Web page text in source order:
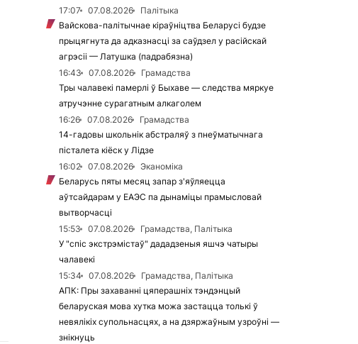
17:07
07.08.2026
Палітыка
Вайскова-палітычнае кіраўніцтва Беларусі будзе
прыцягнута да адказнасці за саўдзел у расійскай
агрэсіі — Латушка (падрабязна)
16:43
07.08.2026
Грамадства
Тры чалавекі памерлі ў Быхаве — следства мяркуе
атручэнне сурагатным алкаголем
16:26
07.08.2026
Грамадства
14-гадовы школьнік абстраляў з пнеўматычнага
пісталета кіёск у Лідзе
16:02
07.08.2026
Эканоміка
Беларусь пяты месяц запар з'яўляецца
аўтсайдарам у ЕАЭС па дынаміцы прамысловай
вытворчасці
15:53
07.08.2026
Грамадства, Палітыка
У "спіс экстрэмістаў" дададзеныя яшчэ чатыры
чалавекі
15:34
07.08.2026
Грамадства, Палітыка
АПК: Пры захаванні цяперашніх тэндэнцый
беларуская мова хутка можа застацца толькі ў
невялікіх супольнасцях, а на дзяржаўным узроўні —
знікнуць